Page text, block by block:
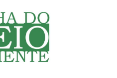
Ambiente